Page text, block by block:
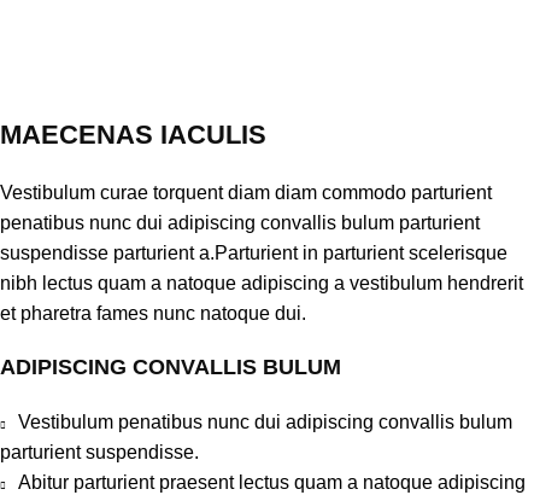
MAECENAS IACULIS
Vestibulum curae torquent diam diam commodo parturient
penatibus nunc dui adipiscing convallis bulum parturient
suspendisse parturient a.Parturient in parturient scelerisque
nibh lectus quam a natoque adipiscing a vestibulum hendrerit
et pharetra fames nunc natoque dui.
ADIPISCING CONVALLIS BULUM
Vestibulum penatibus nunc dui adipiscing convallis bulum
parturient suspendisse.
Abitur parturient praesent lectus quam a natoque adipiscing